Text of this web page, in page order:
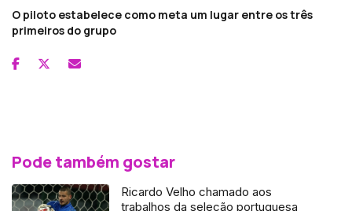
O piloto estabelece como meta um lugar entre os três
primeiros do grupo
Pode também gostar
Ricardo Velho chamado aos
trabalhos da seleção portuguesa